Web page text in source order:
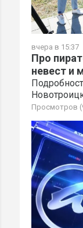
вчера в 15:37
Про
невест и
Просмотров